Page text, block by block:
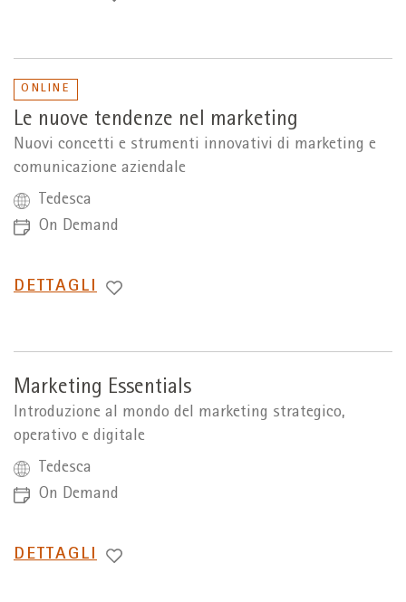
ONLINE
Le nuove tendenze nel marketing
Nuovi concetti e strumenti innovativi di marketing e
comunicazione aziendale
Tedesca
On Demand
PASSA
DETTAGLI
Marketing Essentials
Introduzione al mondo del marketing strategico,
operativo e digitale
Tedesca
On Demand
PASSA
DETTAGLI